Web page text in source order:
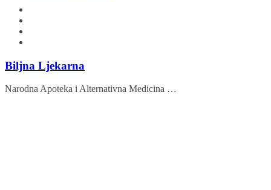
Biljna Ljekarna
Narodna Apoteka i Alternativna Medicina …